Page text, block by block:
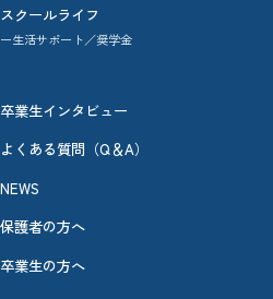
スクールライフ
ー生活サポート／奨学金
卒業生インタビュー
よくある質問（Q＆A）
NEWS
保護者の方へ
卒業生の方へ